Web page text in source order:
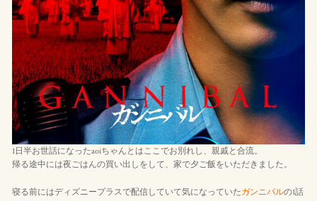
1日半お世話になったaoiちゃんとはここでお別れし、親戚と合流。
帰る途中には夜ごはんの買い出しをして、家で夕ご飯をいただきました。
寝る前にはディズニープラスで配信していて気になっていたガンニバルの1話